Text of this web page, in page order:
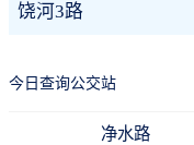
饶河3路
今日查询公交站
净水路